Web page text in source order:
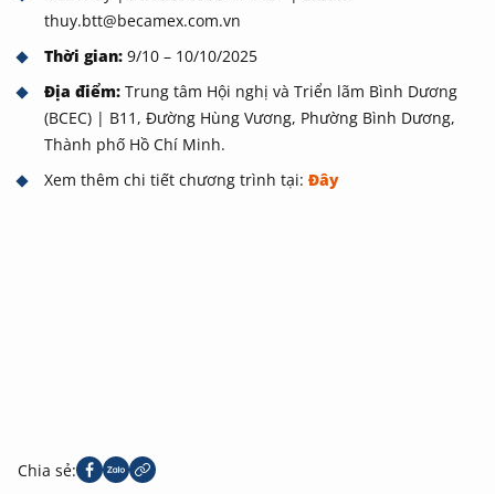
thuy.btt@becamex.com.vn
Thời gian: 9/10 – 10/10/2025
Địa điểm: Trung tâm Hội nghị và Triển lãm Bình Dương
(BCEC) | B11, Đường Hùng Vương, Phường Bình Dương,
Thành phố Hồ Chí Minh.
Xem thêm chi tiết chương trình tại: Đây
Chia sẻ: